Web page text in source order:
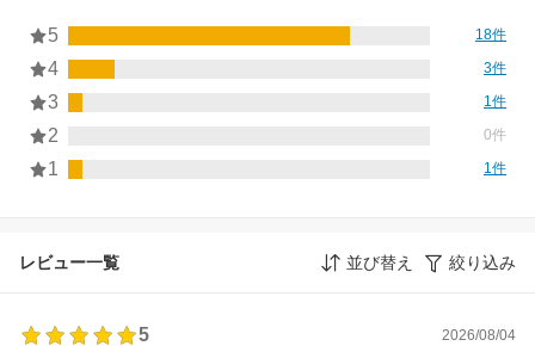
5 18件
4 3件
3 1件
2 0件
1 1件
レビュー一覧 並び替え 絞り込み
5
2026/08/04